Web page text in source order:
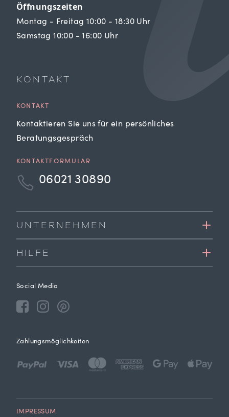
Öffnungszeiten
Montag - Freitag 10:00 - 18:30 Uhr
Samstag 10:00 - 16:00 Uhr
KONTAKT
KONTAKT
Kontaktieren Sie uns für ein persönliches
Beratungsgespräch
KONTAKTFORMULAR
06021 30890
UNTERNEHMEN
HILFE
Social Media
Zahlungsmöglichkeiten
IMPRESSUM